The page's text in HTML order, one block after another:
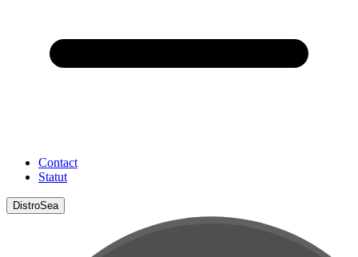
Contact
Statut
DistroSea